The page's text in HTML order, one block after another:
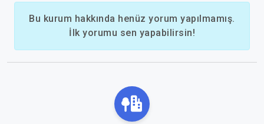
Bu kurum hakkında henüz yorum yapılmamış.
İlk yorumu sen yapabilirsin!